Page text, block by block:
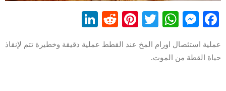
Facebook
Messenger
WhatsApp
Twitter
Pinterest
Reddit
عملية استئصال اورام المخ عند القطط عملية دقيقة وخطيرة تتم لإنقاذ
حياة القطة من الموت.